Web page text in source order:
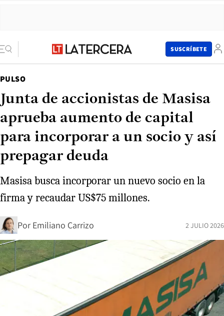
SUSCRÍBETE
PULSO
Junta de accionistas de Masisa
aprueba aumento de capital
para incorporar a un socio y así
prepagar deuda
Masisa busca incorporar un nuevo socio en la
firma y recaudar US$75 millones.
Por Emiliano Carrizo 2 JULIO 2026